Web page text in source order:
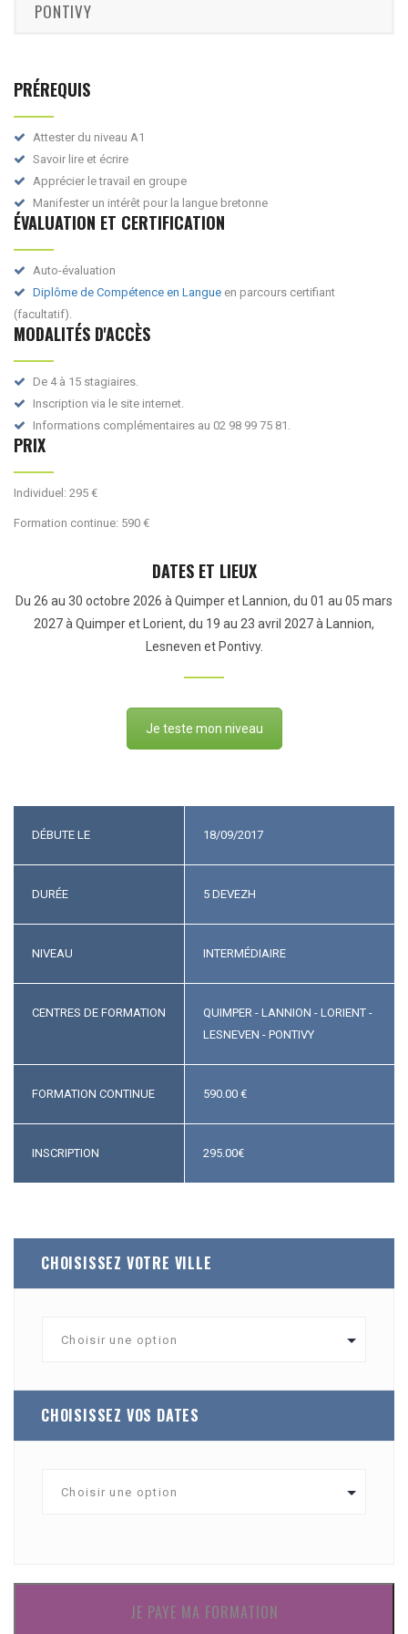
PONTIVY
PRÉREQUIS
Attester du niveau A1
Savoir lire et écrire
Apprécier le travail en groupe
Manifester un intérêt pour la langue bretonne
ÉVALUATION ET CERTIFICATION
Auto-évaluation
Diplôme de Compétence en Langue en parcours certifiant
(facultatif).
MODALITÉS D'ACCÈS
De 4 à 15 stagiaires.
Inscription via le site internet.
Informations complémentaires au 02 98 99 75 81.
PRIX
Individuel: 295 €
Formation continue: 590 €
DATES ET LIEUX
Du 26 au 30 octobre 2026 à Quimper et Lannion, du 01 au 05 mars
2027 à Quimper et Lorient, du 19 au 23 avril 2027 à Lannion,
Lesneven et Pontivy.
Je teste mon niveau
DÉBUTE LE 18/09/2017
DURÉE 5 DEVEZH
NIVEAU INTERMÉDIAIRE
CENTRES DE FORMATION
QUIMPER - LANNION - LORIENT -
LESNEVEN - PONTIVY
FORMATION CONTINUE 590.00 €
INSCRIPTION 295.00€
CHOISISSEZ VOTRE VILLE
CHOISISSEZ VOS DATES
JE PAYE MA FORMATION